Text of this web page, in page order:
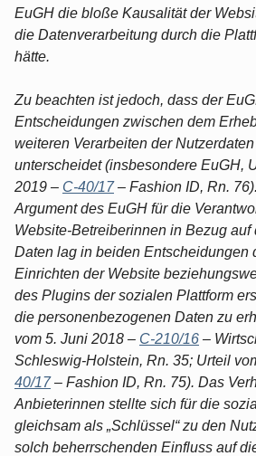
EuGH die bloße Kausalität der
die Datenverarbeitung durch die
hätte.
Zu beachten ist jedoch, dass der
Entscheidungen zwischen dem
weiteren Verarbeiten der
unterscheidet (insbesondere EuGH,
2019 – C-40/17– Fashion ID, Rn.
Argument des EuGH für die
Website-Betreiberinnen in Bezug auf
Daten lag in beiden Entscheidungen
Einrichten der Website
des Plugins der sozialen Plattform
die personenbezogenen Daten zu
vom 5. Juni 2018 – C-210/16 –
Schleswig-Holstein, Rn. 35; Urteil
40/17– Fashion ID, Rn. 75). Das
Anbieterinnen stellte sich für die
gleichsam als „Schlüssel“ zu den
solch beherrschenden Einfluss auf